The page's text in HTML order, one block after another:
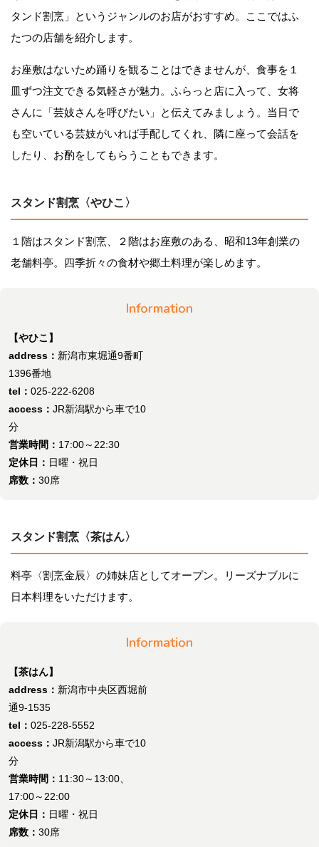
タンド割烹」というジャンルのお店がおすすめ。ここではふ
たつの店舗を紹介します。
お座敷はないため踊りを観ることはできませんが、食事を１
皿ずつ注文できる気軽さが魅力。ふらっと店に入って、女将
さんに「芸妓さんを呼びたい」と伝えてみましょう。当日で
も空いている芸妓がいれば手配してくれ、隣に座って会話を
したり、お酌をしてもらうこともできます。
スタンド割烹〈やひこ〉
１階はスタンド割烹、２階はお座敷のある、昭和13年創業の
老舗料亭。四季折々の食材や郷土料理が楽しめます。
Information
【やひこ】
address： 新潟市東堀通9番町
1396番地
tel： 025-222-6208
access： JR新潟駅から車で10
分
営業時間： 17:00～22:30
定休日： 日曜・祝日
席数： 30席
スタンド割烹〈茶はん〉
料亭〈割烹金辰〉の姉妹店としてオープン。リーズナブルに
日本料理をいただけます。
Information
【茶はん】
address： 新潟市中央区西堀前
通9-1535
tel： 025-228-5552
access： JR新潟駅から車で10
分
営業時間： 11:30～13:00、
17:00～22:00
定休日： 日曜・祝日
席数： 30席